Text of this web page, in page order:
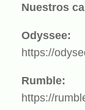
Nuestros
Odyssee:
https://
Rumble:
https://